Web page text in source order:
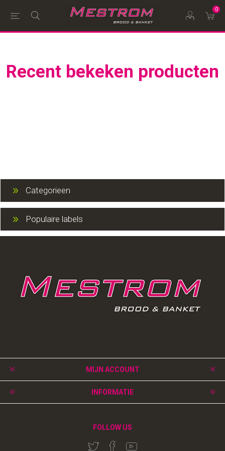
0
Recent bekeken producten
Categorieen
Populaire labels
MIJN ACCOUNT
INFORMATIE
FOLLOW US